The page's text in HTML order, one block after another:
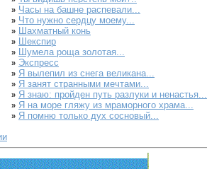
» Часы на башне распевали...
» Что нужно сердцу моему...
» Шахматный конь
» Шекспир
» Шумела роща золотая...
» Экспресс
» Я вылепил из снега великана...
» Я занят странными мечтами...
» Я знаю: пройден путь разлуки и ненастья...
» Я на море гляжу из мраморного храма...
» Я помню только дух сосновый...